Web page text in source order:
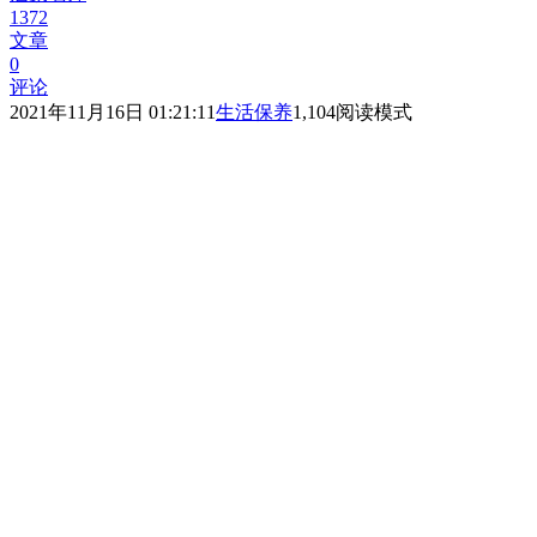
1372
文章
0
评论
2021年11月16日 01:21:11生活保养1,104阅读模式